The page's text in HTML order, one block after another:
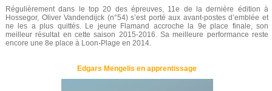
Régulièrement dans le top 20 des épreuves, 11e de la dernière édition à
Hossegor, Oliver Vandendijck (n°54) s’est porté aux avant-postes d’emblée et
ne les a plus quittés. Le jeune Flamand accroche la 9e place finale, son
meilleur résultat en cette saison 2015-2016. Sa meilleure performance reste
encore une 8e place à Loon-Plage en 2014.
Edgars Mengelis en apprentissage